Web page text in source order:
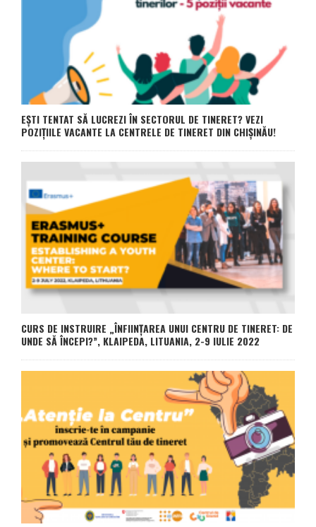
EȘTI TENTAT SĂ LUCREZI ÎN SECTORUL DE TINERET? VEZI
POZIȚIILE VACANTE LA CENTRELE DE TINERET DIN CHIȘINĂU!
CURS DE INSTRUIRE „ÎNFIINȚAREA UNUI CENTRU DE TINERET: DE
UNDE SĂ ÎNCEPI?”, KLAIPEDA, LITUANIA, 2-9 IULIE 2022